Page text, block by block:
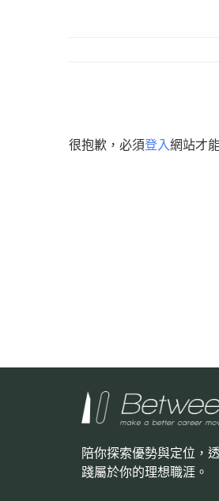
很抱歉，必須登入網站才
陪你探索優勢與定位，
踐屬於你的理想職涯。